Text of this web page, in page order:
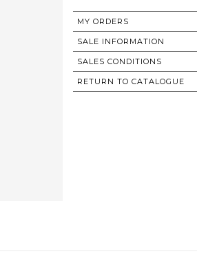
MY ORDERS
SALE INFORMATION
SALES CONDITIONS
RETURN TO CATALOGUE